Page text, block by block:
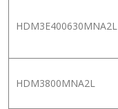
HDM3E400630MNA2L
HDM3800MNA2L